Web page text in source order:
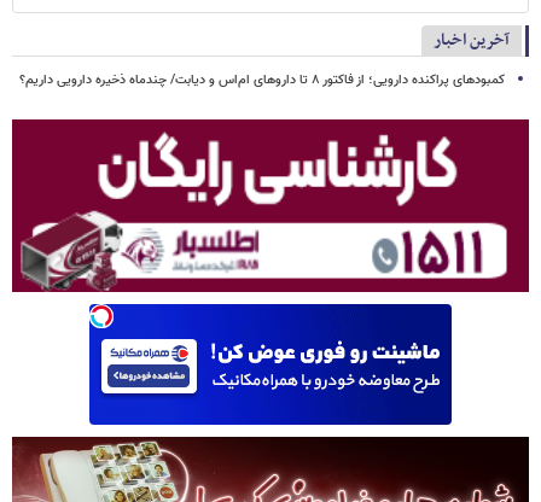
آخرین اخبار
کمبودهای پراکنده دارویی؛ از فاکتور ۸ تا داروهای ام‌اس و دیابت/ چندماه ذخیره دارویی داریم؟